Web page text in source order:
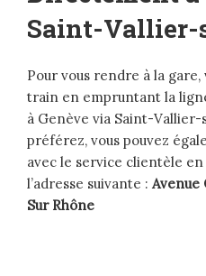
Saint-Vallier-
Pour vous rendre à la
train en empruntant la
à Genève via Saint-Vallier-
préférez, vous pouvez
avec le service clientèle
l’adresse suivante : Avenue
Sur Rhône